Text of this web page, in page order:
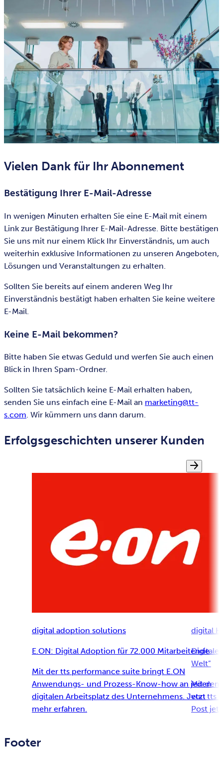
Vielen Dank für Ihr Abonnement
Bestätigung Ihrer E-Mail-Adresse
In wenigen Minuten erhalten Sie eine E-Mail mit einem
Link zur Bestätigung Ihrer E-Mail-Adresse. Bitte bestätigen
Sie uns mit nur einem Klick Ihr Einverständnis, um auch
weiterhin exklusive Informationen zu unseren Angeboten,
Lösungen und Veranstaltungen zu erhalten.
Sollten Sie bereits auf einem anderen Weg Ihr
Einverständnis bestätigt haben erhalten Sie keine weitere
E-Mail.
Keine E-Mail bekommen?
Bitte haben Sie etwas Geduld und werfen Sie auch einen
Blick in Ihren Spam-Ordner.
Sollten Sie tatsächlich keine E-Mail erhalten haben,
senden Sie uns einfach eine E-Mail an marketing@tt-
s.com. Wir kümmern uns dann darum.
Erfolgsgeschichten unserer Kunden
digital adoption solutions
E.ON: Digital Adoption für 72.000 Mitarbeitende
Mit der tts performance suite bringt E.ON
Anwendungs- und Prozess-Know-how an jeden
digitalen Arbeitsplatz des Unternehmens. Jetzt
mehr erfahren.
digital
Welt”
Mit
von tts
Post
Footer